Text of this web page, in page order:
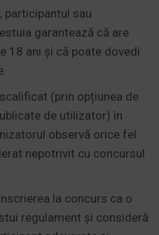
participantul sau
garantează că are
18 ani și că poate dovedi
(prin opțiunea de
de utilizator) în
observă orice fel
nepotrivit cu concursul
la concurs ca o
regulament și consideră